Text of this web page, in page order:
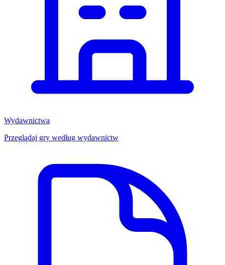
Wydawnictwa
Przeglądaj gry według wydawnictw